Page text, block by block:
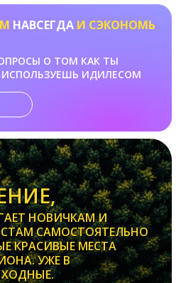
НАВСЕГДА И СЭКОНОМЬ
О ТОМ КАК ТЫ
ИДИЛЕСОМ
НОВИЧКАМ И
САМОСТОЯТЕЛЬНО
КРАСИВЫЕ МЕСТА
УЖЕ В